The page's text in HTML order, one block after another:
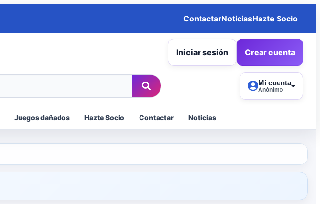
ContactarNoticiasHazte Socio
Iniciar sesión Crear cuenta
Mi cuenta
Anónimo
Juegos dañados Hazte Socio Contactar Noticias